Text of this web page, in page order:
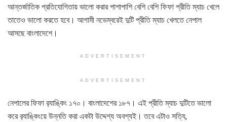
আন্তর্জাতিক প্রতিযোগিতায় ভালো করার পাশাপাশি বেশি বেশি ফিফা প্রীতি ম্যাচ খেলে
তাতেও ভালো করতে হবে। আগামী নভেম্বরেই দুটি প্রীতি ম্যাচ খেলতে নেপাল
আসছে বাংলাদেশে।
ADVERTISEMENT
ADVERTISEMENT
নেপালের ফিফা র‌্যাঙ্কিং ১৭০। বাংলাদেশের ১৮৭। এই প্রীতি ম্যাচ দুটিতে ভালো
করে র‌্যাঙ্কিংয়ে উন্নতি করা একটা উদ্দেশ্য অবশ্যই। তবে এটাও সত্যি,